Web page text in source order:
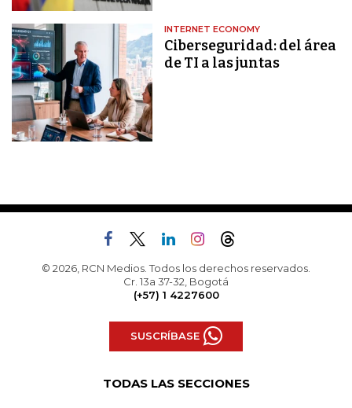
INTERNET ECONOMY
Ciberseguridad: del área
de TI a las juntas
© 2026, RCN Medios. Todos los derechos reservados.
Cr. 13a 37-32, Bogotá
(+57) 1 4227600
SUSCRÍBASE
TODAS LAS SECCIONES